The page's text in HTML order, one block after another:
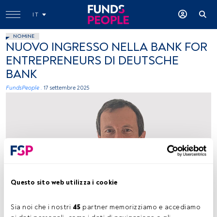
Questo sito web utilizza i cookie
Sia noi che i nostri 45 partner memorizziamo e accediamo
IT
NOMINE
NUOVO INGRESSO NELLA BANK FOR
ENTREPRENEURS DI DEUTSCHE
BANK
FundsPeople . 17 settembre 2025
Tempo di lettura: 1 min.